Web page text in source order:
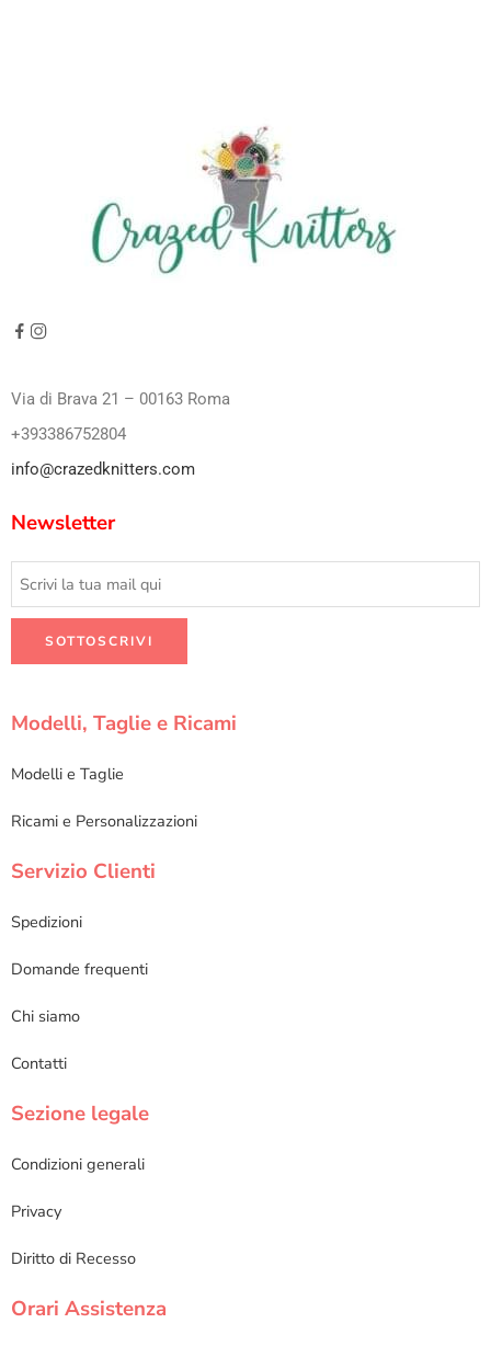
Via di Brava 21 – 00163 Roma
+393386752804
info@crazedknitters.com
Newsletter
Modelli, Taglie e Ricami
Modelli e Taglie
Ricami e Personalizzazioni
Servizio Clienti
Spedizioni
Domande frequenti
Chi siamo
Contatti
Sezione legale
Condizioni generali
Privacy
Diritto di Recesso
Orari Assistenza